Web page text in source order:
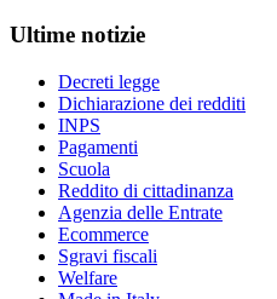
Ultime notizie
Decreti legge
Dichiarazione dei redditi
INPS
Pagamenti
Scuola
Reddito di cittadinanza
Agenzia delle Entrate
Ecommerce
Sgravi fiscali
Welfare